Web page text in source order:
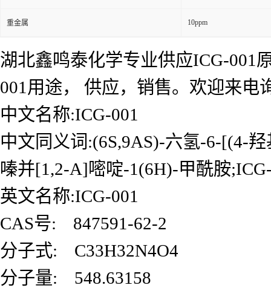
重金属 10ppm
湖北鑫鸣泰化学专业供应ICG-001
001用途， 供应，销售。欢迎来电
中文名称:ICG-001
中文同义词:(6S,9AS)-六氢-6-[(4-
嗪并[1,2-A]嘧啶-1(6H)-甲酰胺
英文名称:ICG-001
CAS号: 847591-62-2
分子式: C33H32N4O4
分子量: 548.63158